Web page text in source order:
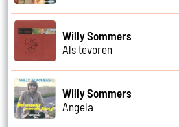
Willy Sommers
Als tevoren
Willy Sommers
Angela